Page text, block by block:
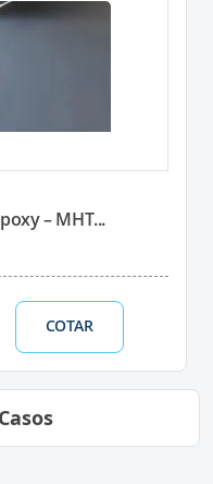
– MHT...
COTAR